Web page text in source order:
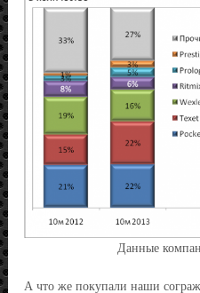
Данные
А что же покупали наши